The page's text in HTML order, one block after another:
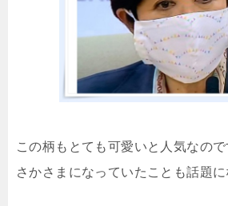
この柄もとても可愛いと人気なの
さかさまになっていたことも話題に